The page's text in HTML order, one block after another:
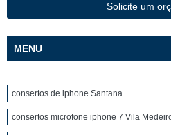
Solicite um
MENU
consertos de iphone Santana
consertos microfone iphone 7 Vila